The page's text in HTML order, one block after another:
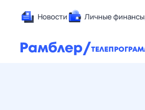
Новости Личные финансы